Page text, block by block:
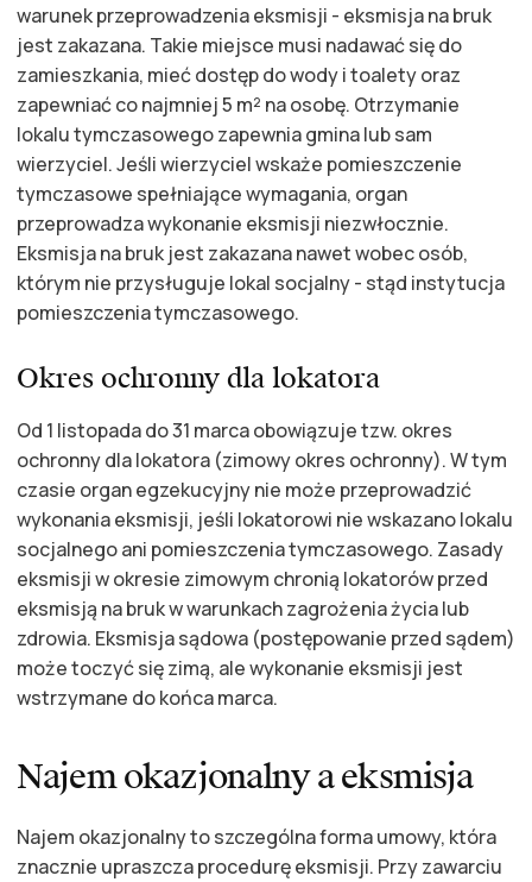
warunek przeprowadzenia eksmisji - eksmisja na bruk
jest zakazana. Takie miejsce musi nadawać się do
zamieszkania, mieć dostęp do wody i toalety oraz
zapewniać co najmniej 5 m² na osobę. Otrzymanie
lokalu tymczasowego zapewnia gmina lub sam
wierzyciel. Jeśli wierzyciel wskaże pomieszczenie
tymczasowe spełniające wymagania, organ
przeprowadza wykonanie eksmisji niezwłocznie.
Eksmisja na bruk jest zakazana nawet wobec osób,
którym nie przysługuje lokal socjalny - stąd instytucja
pomieszczenia tymczasowego.
Okres ochronny dla lokatora
Od 1 listopada do 31 marca obowiązuje tzw. okres
ochronny dla lokatora (zimowy okres ochronny). W tym
czasie organ egzekucyjny nie może przeprowadzić
wykonania eksmisji, jeśli lokatorowi nie wskazano lokalu
socjalnego ani pomieszczenia tymczasowego. Zasady
eksmisji w okresie zimowym chronią lokatorów przed
eksmisją na bruk w warunkach zagrożenia życia lub
zdrowia. Eksmisja sądowa (postępowanie przed sądem)
może toczyć się zimą, ale wykonanie eksmisji jest
wstrzymane do końca marca.
Najem okazjonalny a eksmisja
Najem okazjonalny to szczególna forma umowy, która
znacznie upraszcza procedurę eksmisji. Przy zawarciu